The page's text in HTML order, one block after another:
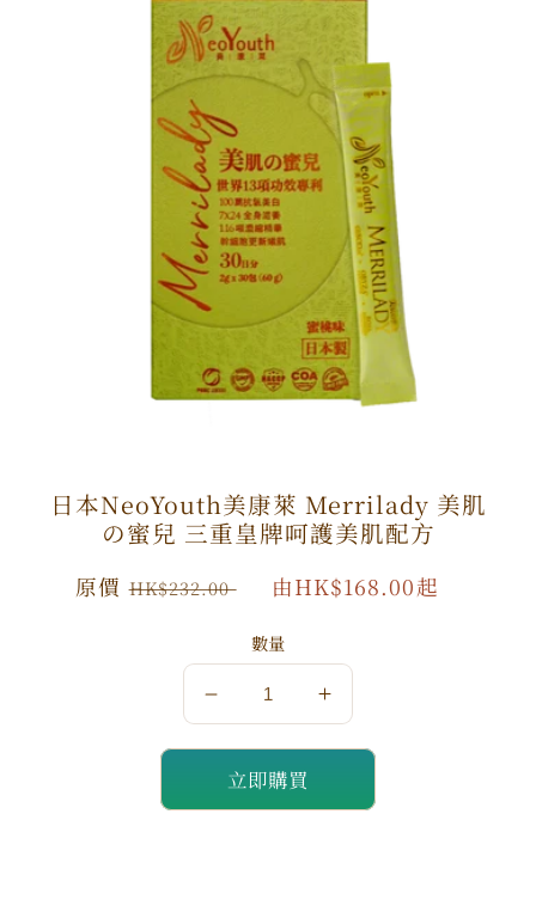
日本NeoYouth美康萊 Merrilady 美肌
の蜜兒 三重皇牌呵護美肌配方
原
原價HK$232.00 由HK$168.00起
數量
量
減
少
量
加
立即購買